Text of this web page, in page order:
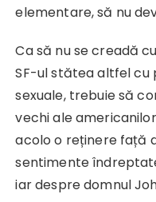
elementare, să nu
Ca să nu se creadă
SF-ul stătea altfel cu
sexuale, trebuie să
vechi ale
acolo o reținere față
sentimente
iar despre domnul